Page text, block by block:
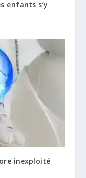
enfants s’y
inexploité